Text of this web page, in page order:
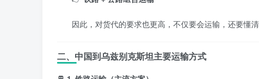
因此，对货代的要求也更高，不仅要会运输，还要懂
二、中国到乌兹别克斯坦主要运输方式